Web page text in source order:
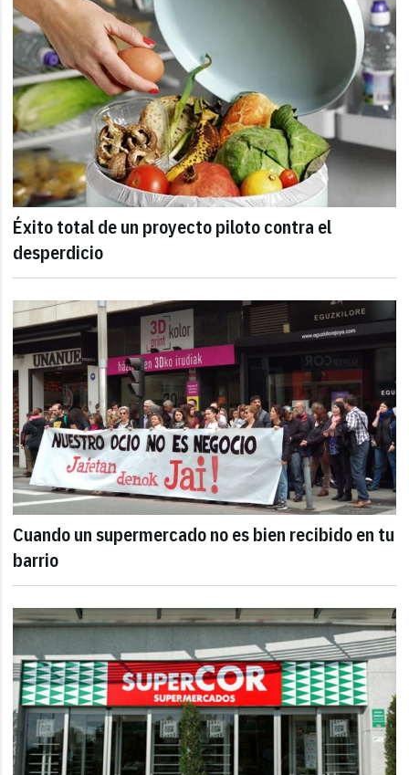
Éxito total de un proyecto piloto contra el
desperdicio
Cuando un supermercado no es bien recibido en tu
barrio